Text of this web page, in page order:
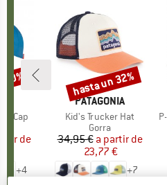
Cap
reducido
de
+4
MARCA
PATAGONIA
Artículo
Kid's Trucker Hat
Product group
Gorra
Precio
34,95 € Precio
a partir de
23,77 €
+7
Descuento
hasta un 32%